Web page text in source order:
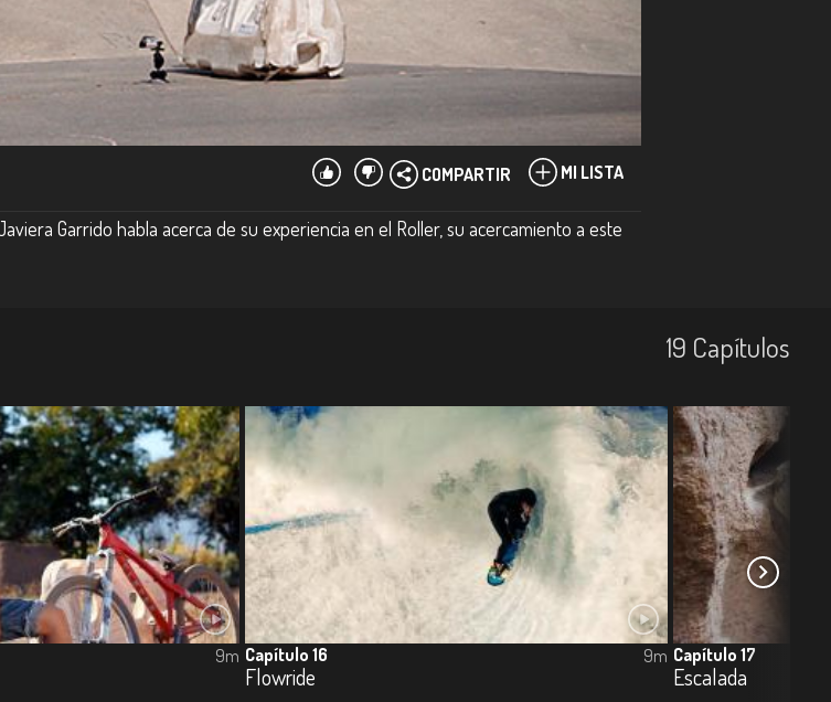
MI LISTA
COMPARTIR
Garrido habla acerca de su experiencia en el Roller, su acercamiento a este
19 Capí­tulos
9m Capítulo 16
Flowride
9m Capítulo 17
Escalada